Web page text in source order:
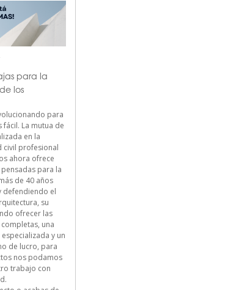
para la
los
para
La mutua de
en la
civil profesional
ahora ofrece
para la
de 40 años
defendiendo el
su
ofrecer las
una
y un
de lucro, para
nos podamos
trabajo con